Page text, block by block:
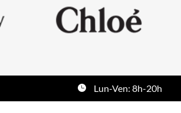
Lun-Ven: 8h-20h